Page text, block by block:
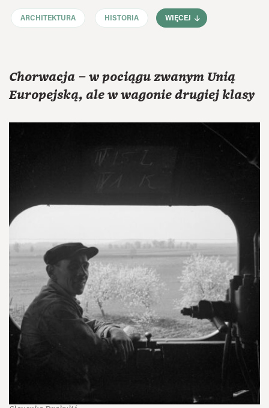
ARCHITEKTURA HISTORIA WIĘCEJ
Chorwacja – w pociągu zwanym Unią
Europejską, ale w wagonie drugiej klasy